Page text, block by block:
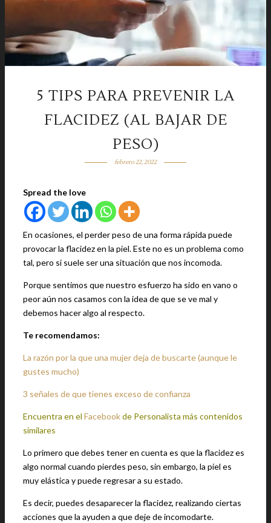
5 TIPS PARA PREVENIR LA
FLACIDEZ (AL BAJAR DE
PESO)
febrero 22, 2022
Spread the love
En ocasiones, el perder peso de una forma rápida puede
provocar la flacidez en la piel. Este no es un problema como
tal, pero si suele ser una situación que nos incomoda.
Porque sentimos que nuestro esfuerzo ha sido en vano o
peor aún nos casamos con la idea de que se ve mal y
debemos hacer algo al respecto.
Te recomendamos:
La razón por la que una mujer deja de buscarte (aunque le
gustes mucho)
3 señales de que tienes exceso de confianza
Encuentra en el Facebookde Personalista más contenidos
similares
Lo primero que debes tener en cuenta es que la flacidez es
algo normal cuando pierdes peso, sin embargo, la piel es
muy elástica y puede regresar a su estado.
Es decir, puedes desaparecer la flacidez, realizando ciertas
acciones que la ayuden a que deje de incomodarte.